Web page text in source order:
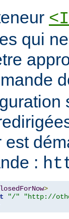
qui
est
:
>
"/"
"http://